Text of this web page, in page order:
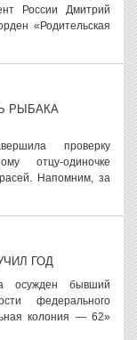
России Дмитрий
«Родительская
РЫБАКА
проверку
отцу-одиночке
Напомним, за
ГОД
осужден бывший
федерального
колония — 62»